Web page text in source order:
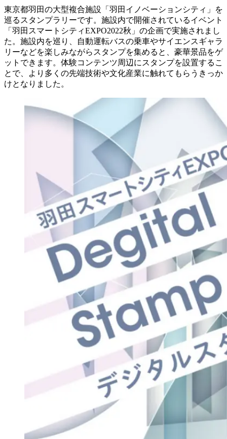
東京都羽田の大型複合施設「羽田イノベーションシティ」を
巡るスタンプラリーです。施設内で開催されているイベント
「羽田スマートシティEXPO2022秋」の企画で実施されまし
た。施設内を巡り、自動運転バスの乗車やサイエンスギャラ
リーなどを楽しみながらスタンプを集めると、豪華景品をゲ
ットできます。体験コンテンツ周辺にスタンプを設置するこ
とで、より多くの先端技術や文化産業に触れてもらうきっか
けとなりました。